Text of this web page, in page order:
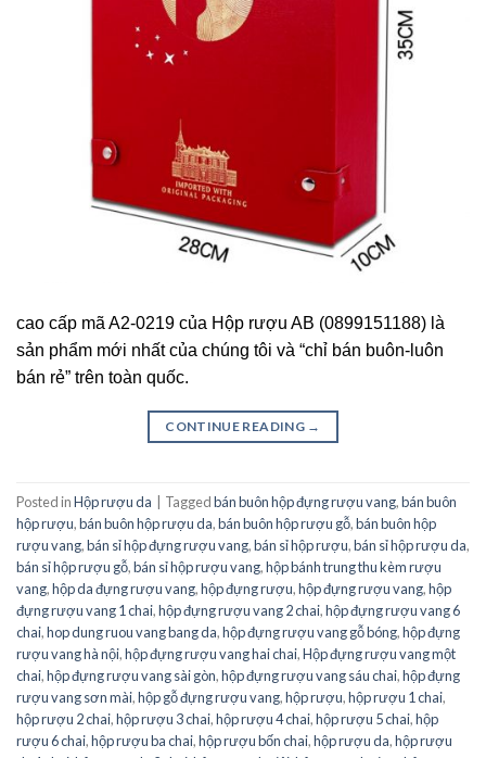
cao cấp mã A2-0219 của Hộp rượu AB (0899151188) là
sản phẩm mới nhất của chúng tôi và “chỉ bán buôn-luôn
bán rẻ” trên toàn quốc.
CONTINUE READING →
Posted inHộp rượu da | Taggedbán buôn hộp đựng rượu vang,bán buôn
hộp rượu,bán buôn hộp rượu da,bán buôn hộp rượu gỗ,bán buôn hộp
rượu vang,bán sỉ hộp đựng rượu vang,bán sỉ hộp rượu,bán sỉ hộp rượu da,
bán sỉ hộp rượu gỗ,bán sỉ hộp rượu vang,hộp bánh trung thu kèm rượu
vang,hộp da đựng rượu vang,hộp đựng rượu,hộp đựng rượu vang,hộp
đựng rượu vang 1 chai,hộp đựng rượu vang 2 chai,hộp đựng rượu vang 6
chai,hop dung ruou vang bang da,hộp đựng rượu vang gỗ bóng,hộp đựng
rượu vang hà nội,hộp đựng rượu vang hai chai,Hộp đựng rượu vang một
chai,hộp đựng rượu vang sài gòn,hộp đựng rượu vang sáu chai,hộp đựng
rượu vang sơn mài,hộp gỗ đựng rượu vang,hộp rượu,hộp rượu 1 chai,
hộp rượu 2 chai,hộp rượu 3 chai,hộp rượu 4 chai,hộp rượu 5 chai,hộp
rượu 6 chai,hộp rượu ba chai,hộp rượu bốn chai,hộp rượu da,hộp rượu